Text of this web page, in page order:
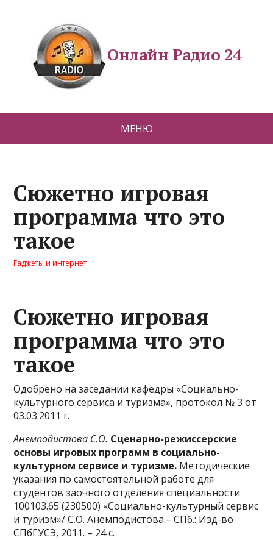
Онлайн Радио 24
МЕНЮ
Сюжетно игровая
программа что это
такое
Гаджеты и интернет
Сюжетно игровая
программа что это
такое
Одобрено на заседании кафедры «Социально-
культурного сервиса и туризма», протокол № 3 от
03.03.2011 г.
Анемподистова С.О. Сценарно-режиссерские
основы игровых программ в социально-
культурном сервисе и туризме. Методические
указания по самостоятельной работе для
студентов заочного отделения специальности
100103.65 (230500) «Социально-культурный сервис
и туризм»/ С.О. Анемподистова.– СПб.: Изд-во
СПбГУСЭ, 2011. – 24 с.